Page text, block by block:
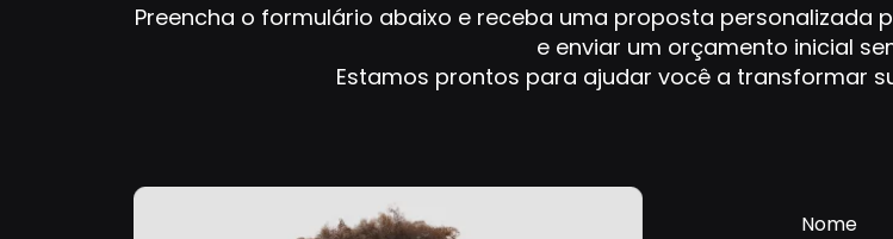
Preencha o formulário abaixo e receba uma proposta personalizada
e enviar um orçamento inicial
Estamos prontos para ajudar você a transformar
Nome